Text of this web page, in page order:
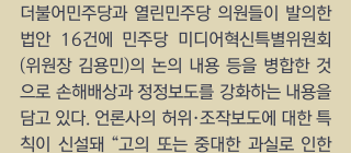
더불어민주당과 열린민주당 의원들이 발의한
법안 16건에 민주당 미디어혁신특별위원회
(위원장 김용민)의 논의 내용 등을 병합한 것
으로 손해배상과 정정보도를 강화하는 내용을
담고 있다. 언론사의 허위·조작보도에 대한 특
칙이 신설돼 “고의 또는 중대한 과실로 인한